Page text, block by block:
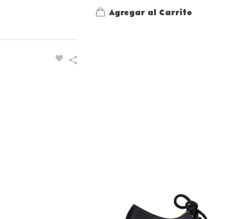
Agregar al Carrito